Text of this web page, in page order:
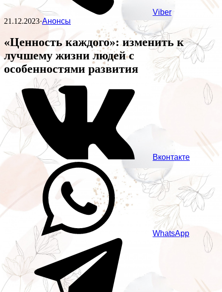
Viber
21.12.2023·Анонсы
«Ценность каждого»: изменить к
лучшему жизни людей с
особенностями развития
Вконтакте
WhatsApp